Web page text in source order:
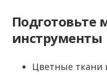
Подготовьте
инструменты
Цветные ткани